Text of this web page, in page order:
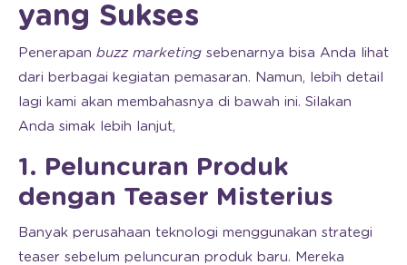
yang Sukses
Penerapan buzz marketing sebenarnya bisa Anda lihat
dari berbagai kegiatan pemasaran. Namun, lebih detail
lagi kami akan membahasnya di bawah ini. Silakan
Anda simak lebih lanjut,
1. Peluncuran Produk
dengan Teaser Misterius
Banyak perusahaan teknologi menggunakan strategi
teaser sebelum peluncuran produk baru. Mereka